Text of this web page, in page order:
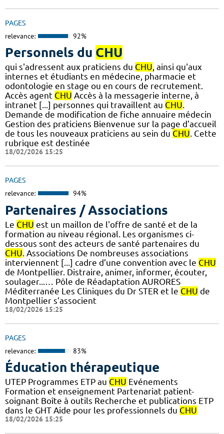
PAGES
relevance: 92%
Personnels du CHU
qui s'adressent aux praticiens du CHU, ainsi qu'aux
internes et étudiants en médecine, pharmacie et
odontologie en stage ou en cours de recrutement.
Accès agent CHU Accès à la messagerie interne, à
intranet [...] personnes qui travaillent au CHU.
Demande de modification de fiche annuaire médecin
Gestion des praticiens Bienvenue sur la page d'accueil
de tous les nouveaux praticiens au sein du CHU. Cette
rubrique est destinée
18/02/2026 15:25
PAGES
relevance: 94%
Partenaires / Associations
Le CHU est un maillon de l'offre de santé et de la
formation au niveau régional. Les organismes ci-
dessous sont des acteurs de santé partenaires du
CHU . Associations De nombreuses associations
interviennent [...] cadre d’une convention avec le CHU
de Montpellier. Distraire, animer, informer, écouter,
soulager...… Pôle de Réadaptation AURORES
Méditerranée Les Cliniques du Dr STER et le CHU de
Montpellier s’associent
18/02/2026 15:25
PAGES
relevance: 83%
Éducation thérapeutique
UTEP Programmes ETP au CHU Evénements
Formation et enseignement Partenariat patient-
soignant Boîte à outils Recherche et publications ETP
dans le GHT Aide pour les professionnels du CHU
18/02/2026 15:25